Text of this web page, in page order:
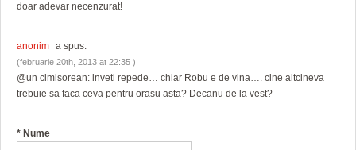
doar adevar necenzurat!
anonim a spus:
(februarie 20th, 2013 at 22:35 )
@un cimisorean: inveti repede… chiar Robu e de vina…. cine altcineva
trebuie sa faca ceva pentru orasu asta? Decanu de la vest?
* Nume